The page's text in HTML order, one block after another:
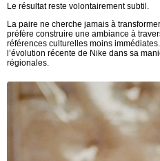
Le résultat reste volontairement subtil.
La paire ne cherche jamais à
préfère construire une ambiance à
références culturelles moins
l’évolution récente de Nike dans sa
régionales.